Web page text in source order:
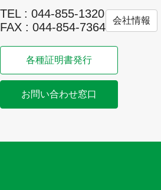
TEL : 044-855-1320
FAX : 044-854-7364
会社情報
各種証明書発行
お問い合わせ窓口